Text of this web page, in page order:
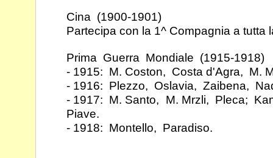
Cina (1900-1901)
Partecipa con la 1^ Compagnia a tutta
Prima Guerra Mondiale (1915-1918)
- 1915: M. Coston, Costa d'Agra, M.
- 1916: Plezzo, Oslavia, Zaibena,
- 1917: M. Santo, M. Mrzli, Pleca;
Piave.
- 1918: Montello, Paradiso.